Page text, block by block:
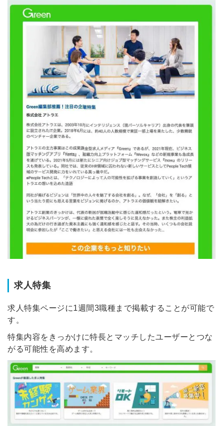
求人特集
求人特集ページに1週間3職種まで掲載することが可能で
す。
特集内容をきっかけに特長とマッチしたユーザーとつな
がる可能性を高めます。
忘れですか？
せん
採用課題の解決、新しい採用の
取り組みなどを取材したインタ
ビュー記事が読める
採用にまつわる独自の調査レポ
メールアドレス
利用規約 と 個人情報の取り扱いについて
同意のうえ
みんなの採用部があなたの許可なく投稿すること